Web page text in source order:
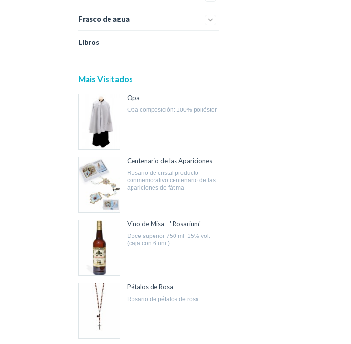
Frasco de agua
Libros
Mais Visitados
Opa
opa composición: 100% poliéster
Centenario de las Apariciones
rosario de cristal producto
conmemorativo centenario de las
apariciones de fátima
Vino de Misa - ' Rosarium'
doce superior 750 ml 15% vol.
(caja con 6 uni.)
Pétalos de Rosa
rosario de pétalos de rosa